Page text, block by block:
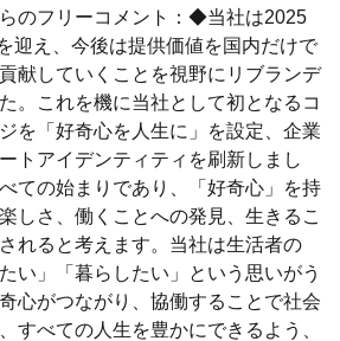
のフリーコメント：◆当社は2025
迎え、今後は提供価値を国内だけで
献していくことを視野にリブランデ
。これを機に当社として初となるコ
を「好奇心を人生に」を設定、企業
トアイデンティティを刷新しまし
ての始まりであり、「好奇心」を持
しさ、働くことへの発見、生きるこ
れると考えます。当社は生活者の
い」「暮らしたい」という思いがう
心がつながり、協働することで社会
すべての人生を豊かにできるよう、